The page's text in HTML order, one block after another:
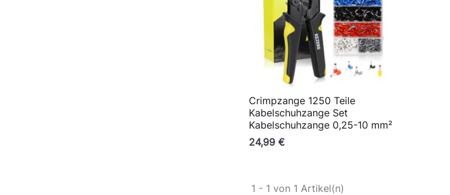
 Vorschau
Crimpzange 1250 Teile
Kabelschuhzange Set
Kabelschuhzange 0,25-10 mm²
24,99 €
1 - 1 von 1 Artikel(n)